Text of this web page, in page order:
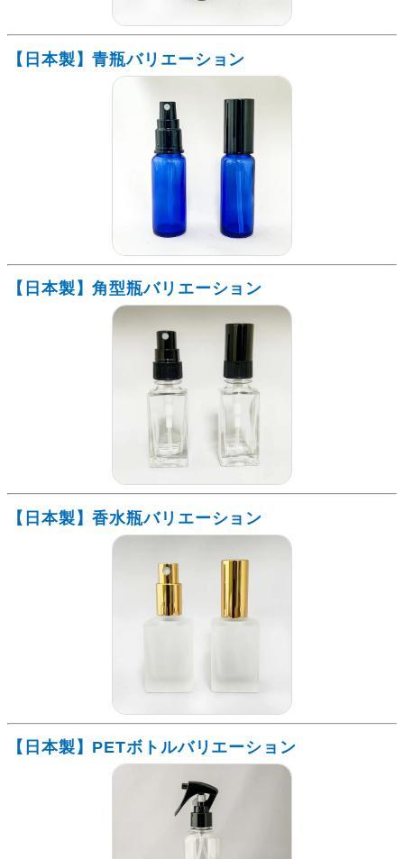
【日本製】青瓶バリエーション
【日本製】角型瓶バリエーション
【日本製】香水瓶バリエーション
【日本製】PETボトルバリエーション